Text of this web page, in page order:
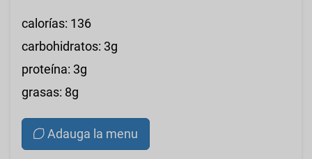
calorías: 136
carbohidratos: 3g
proteína: 3g
grasas: 8g
Adauga la menu